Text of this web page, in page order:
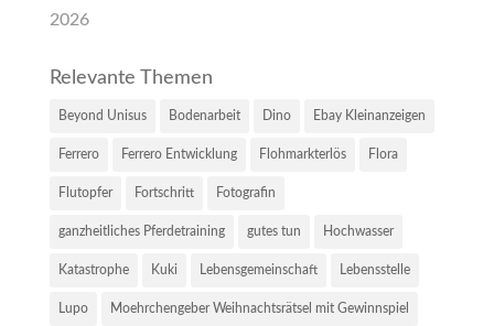
2026
Relevante Themen
Beyond Unisus Bodenarbeit Dino Ebay Kleinanzeigen
Ferrero Ferrero Entwicklung Flohmarkterlös Flora
Flutopfer Fortschritt Fotografin
ganzheitliches Pferdetraining gutes tun Hochwasser
Katastrophe Kuki Lebensgemeinschaft Lebensstelle
Lupo Moehrchengeber Weihnachtsrätsel mit Gewinnspiel